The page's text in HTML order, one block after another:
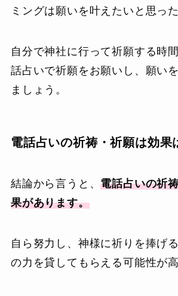
ミングは願いを叶えたいと思った
自分で神社に行って祈願する時
話占いで祈願をお願いし、願い
ましょう。
電話占いの祈祷・祈願は効果
結論から言うと、電話占いの祈
果があります。
自ら努力し、神様に祈りを捧げ
の力を貸してもらえる可能性が